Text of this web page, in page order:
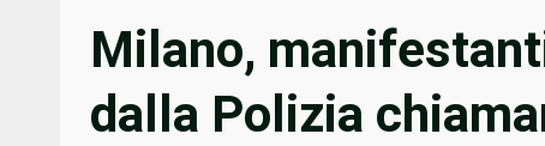
Milano,
dalla Polizia